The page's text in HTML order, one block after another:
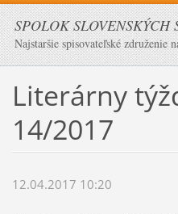
SPOLOK SLOVENSKÝCH
Najstaršie spisovateľské združenie
Literárny
14/2017
12.04.2017 10:20